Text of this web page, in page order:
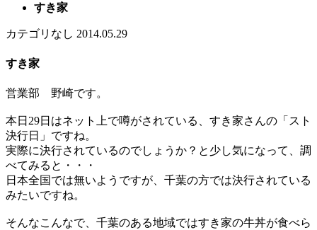
すき家
カテゴリなし 2014.05.29
すき家
営業部 野崎です。
本日29日はネット上で噂がされている、すき家さんの「スト
決行日」ですね。
実際に決行されているのでしょうか？と少し気になって、調
べてみると・・・
日本全国では無いようですが、千葉の方では決行されている
みたいですね。
そんなこんなで、千葉のある地域ではすき家の牛丼が食べら